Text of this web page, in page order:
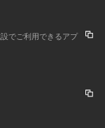
ずの高さ)
る。
でご利用できるアプ